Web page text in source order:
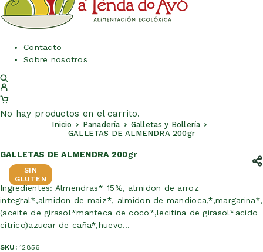
Contacto
Sobre nosotros
No hay productos en el carrito.
Inicio Panadería
Galletas y Bollería
GALLETAS DE ALMENDRA 200gr
SIN
GLUTEN
GALLETAS DE ALMENDRA 200gr
Ingredientes: Almendras* 15%, almidon de arroz
integral*,almidon de maiz*, almidon de mandioca,*,margarina*,
(aceite de girasol*manteca de coco*,lecitina de girasol*acido
citrico)azucar de caña*,huevo…
SKU:12856